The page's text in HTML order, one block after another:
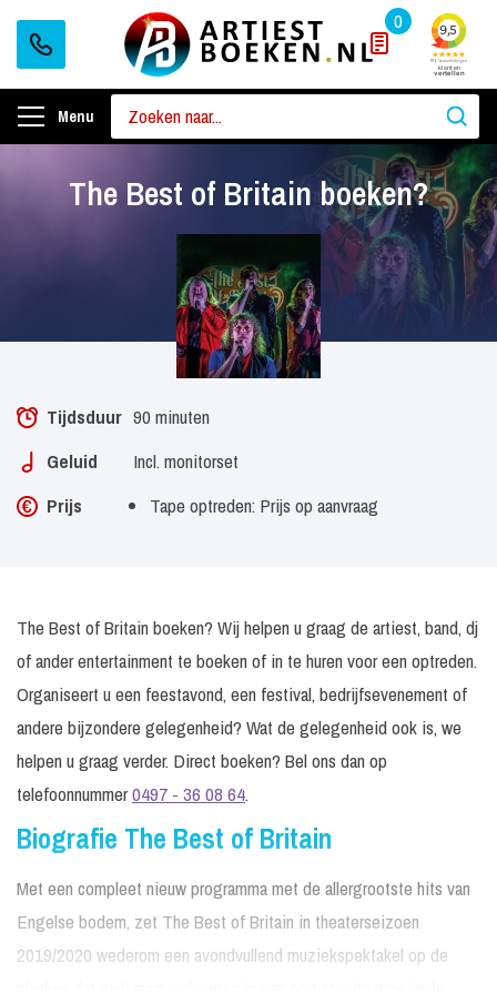
0
Menu
The Best of Britain boeken?
Tijdsduur 90 minuten
Geluid
Incl. monitorset
Prijs
Tape optreden: Prijs op aanvraag
The Best of Britain boeken? Wij helpen u graag de artiest, band, dj
of ander entertainment te boeken of in te huren voor een optreden.
Organiseert u een feestavond, een festival, bedrijfsevenement of
andere bijzondere gelegenheid? Wat de gelegenheid ook is, we
helpen u graag verder. Direct boeken? Bel ons dan op
telefoonnummer0497 - 36 08 64.
Biografie The Best of Britain
Met een compleet nieuw programma met de allergrootste hits van
Engelse bodem, zet The Best of Britain in theaterseizoen
2019/2020 wederom een avondvullend muziekspektakel op de